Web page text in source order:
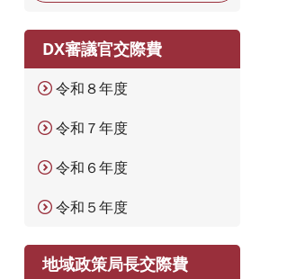
DX審議官交際費
令和８年度
令和７年度
令和６年度
令和５年度
地域政策局長交際費